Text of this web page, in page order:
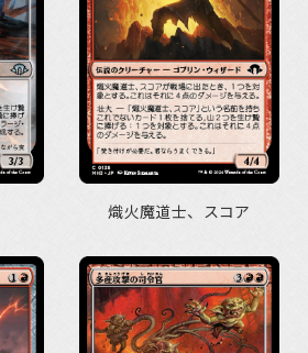
熾火魔道士、スコア